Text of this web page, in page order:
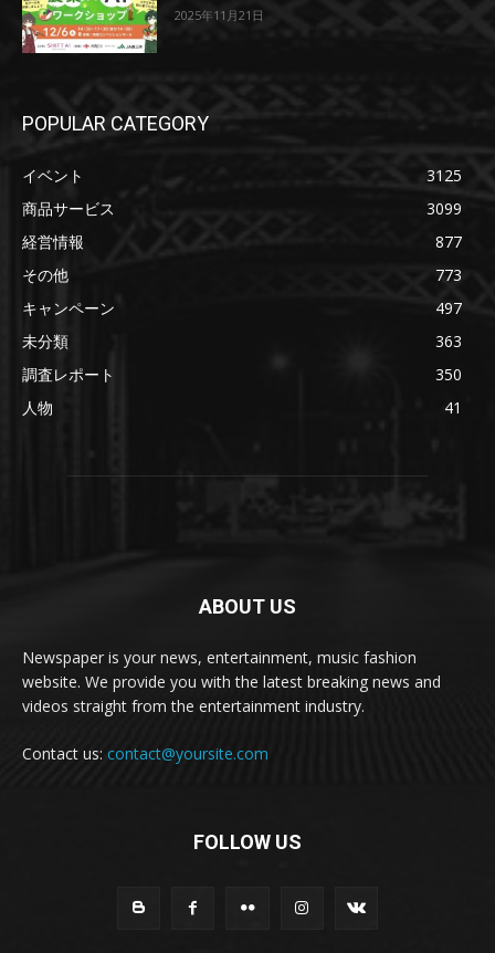
2025年11月21日
POPULAR CATEGORY
イベント
3125
商品サービス
3099
経営情報
877
その他
773
キャンペーン
497
未分類
363
調査レポート
350
人物
41
ABOUT US
Newspaper is your news, entertainment, music fashion
website. We provide you with the latest breaking news and
videos straight from the entertainment industry.
Contact us: contact@yoursite.com
FOLLOW US